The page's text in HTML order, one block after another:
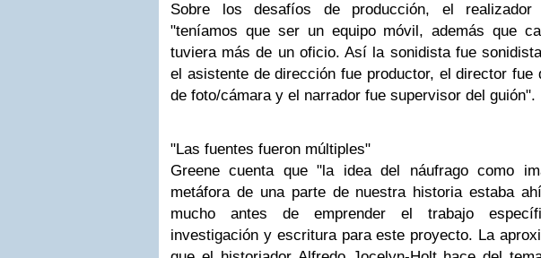
Sobre los desafíos de producción, el realizador
"teníamos que ser un equipo móvil, además que
tuviera más de un oficio. Así la sonidista fue
el asistente de dirección fue productor, el director fue
de foto/cámara y el narrador fue supervisor del guión".
"Las fuentes fueron múltiples"
Greene cuenta que "la idea del náufrago como
metáfora de una parte de nuestra historia estaba
mucho antes de emprender el trabajo
investigación y escritura para este proyecto. La